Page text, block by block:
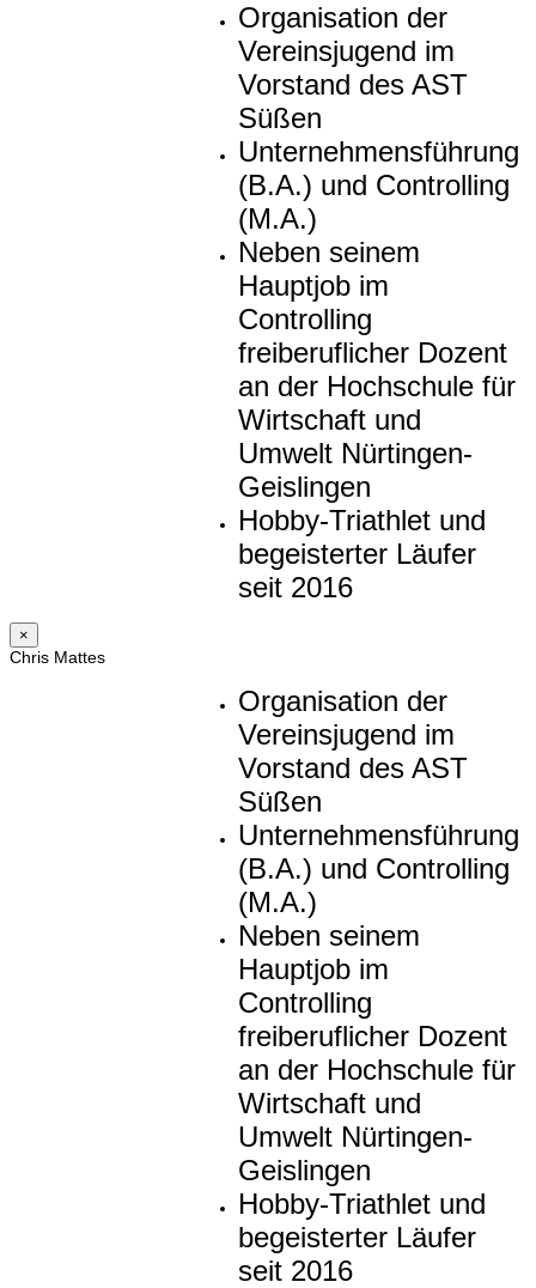
Organisation der
Vereinsjugend im
Vorstand des AST
Süßen
Unternehmensführung
(B.A.) und Controlling
(M.A.)
Neben seinem
Hauptjob im
Controlling
freiberuflicher Dozent
an der Hochschule für
Wirtschaft und
Umwelt Nürtingen-
Geislingen
Hobby-Triathlet und
begeisterter Läufer
seit 2016
×
Chris Mattes
Organisation der
Vereinsjugend im
Vorstand des AST
Süßen
Unternehmensführung
(B.A.) und Controlling
(M.A.)
Neben seinem
Hauptjob im
Controlling
freiberuflicher Dozent
an der Hochschule für
Wirtschaft und
Umwelt Nürtingen-
Geislingen
Hobby-Triathlet und
begeisterter Läufer
seit 2016